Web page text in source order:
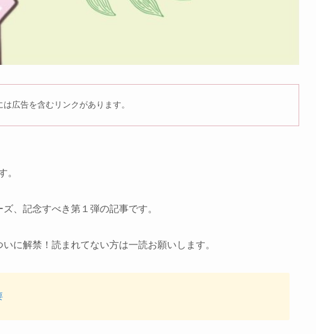
は広告を含むリンクがあります。
。
、記念すべき第１弾の記事です。
に解禁！読まれてない方は一読お願いします。